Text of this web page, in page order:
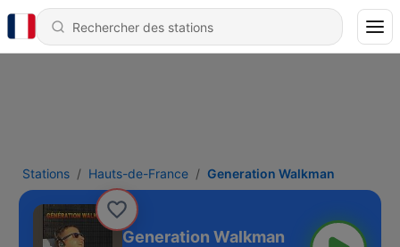
Stations Hauts-de-France Generation Walkman
Generation Walkman